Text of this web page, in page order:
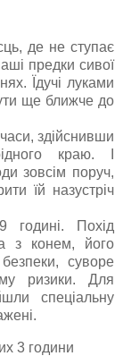
де не ступає
предки сивої
Їдучі луками
ще ближче до
здійснивши
краю. І
зовсім поруч,
їй назустріч
годині. Похід
з конем, його
суворе
ризики. Для
спеціальну
3 години